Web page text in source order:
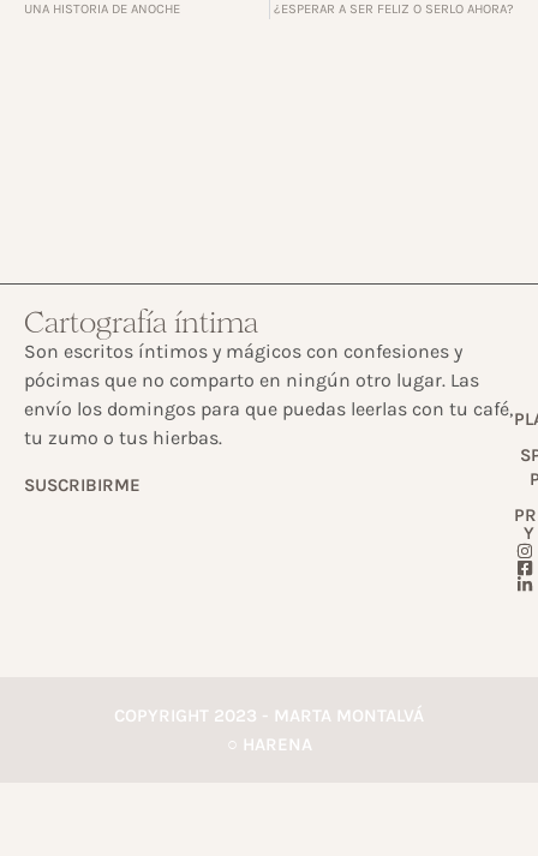
UNA HISTORIA DE ANOCHE ¿ESPERAR A SER FELIZ O SERLO AHORA?
Cartografía íntima
Son escritos íntimos y mágicos con confesiones y
pócimas que no comparto en ningún otro lugar. Las
envío los domingos para que puedas leerlas con tu café,
tu zumo o tus hierbas.
SUSCRIBIRME
Y
COPYRIGHT 2023 - MARTA MONTALVÁ
○ HARENA